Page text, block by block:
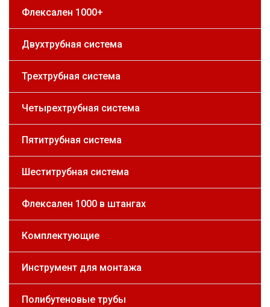
Флексален 1000+
Двухтрубная система
Трехтрубная система
Четырехтрубная система
Пятитрубная система
Шеститрубная система
Флексален 1000 в штангах
Комплектующие
Инструмент для монтажа
Полибутеновые трубы